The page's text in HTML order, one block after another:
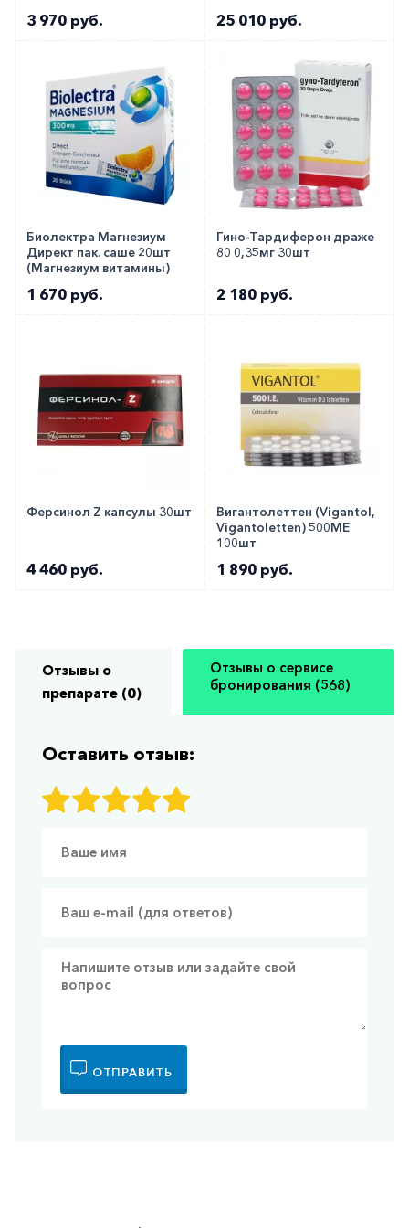
3 970 руб. 25 010 руб.
Биолектра Магнезиум
Директ пак. саше 20шт
(Магнезиум витамины)
1 670 руб.
Гино-Тардиферон драже
80 0,35мг 30шт
2 180 руб.
Ферсинол Z капсулы 30шт
4 460 руб.
Вигантолеттен (Vigantol,
Vigantoletten) 500МЕ
100шт
1 890 руб.
Отзывы о
препарате (0)
Отзывы о сервисе
бронирования (568)
Оставить отзыв:
ОТПРАВИТЬ